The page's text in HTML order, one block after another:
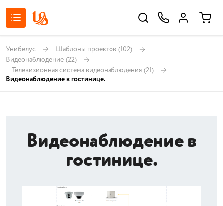
Унибелус Шаблоны проектов (102)
Видеонаблюдение (22)
Телевизионная система видеонаблюдения (21)
Видеонаблюдение в гостинице.
Видеонаблюдение в
гостинице.